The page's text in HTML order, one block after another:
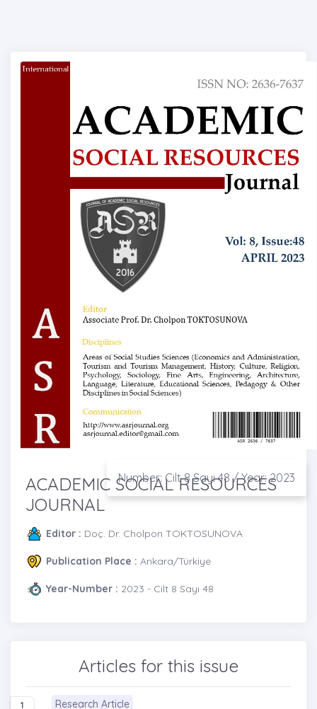
Number: Cilt 8 Sayı 48 / Year: 2023
ACADEMIC SOCIAL RESOURCES
JOURNAL
Editor : Doç. Dr. Cholpon TOKTOSUNOVA
Publication Place : Ankara/Türkiye
Year-Number : 2023 - Cilt 8 Sayı 48
Articles for this issue
1 Research Article